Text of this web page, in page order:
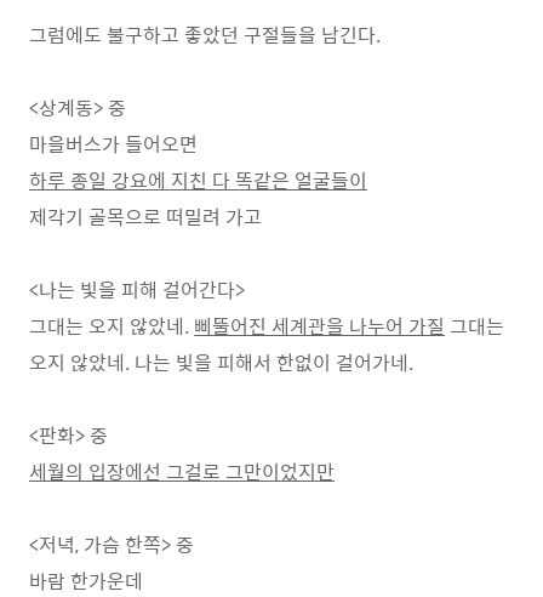
그럼에도 불구하고 좋았던 구절들을 남긴다.
<상계동> 중
마을버스가 들어오면
하루 종일 강요에 지친 다 똑같은 얼굴들이
제각기 골목으로 떠밀려 가고
<나는 빛을 피해 걸어간다>
그대는 오지 않았네. 삐뚤어진 세계관을 나누어 가질 그대는
오지 않았네. 나는 빛을 피해서 한없이 걸어가네.
<판화> 중
세월의 입장에선 그걸로 그만이었지만
<저녁, 가슴 한쪽> 중
바람 한가운데